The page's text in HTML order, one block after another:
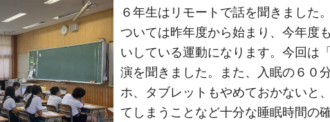
６年生はリモートで話を聞きました
ついては昨年度から始まり、今年度
いしている運動になります。今回は
演を聞きました。また、入眠の６０
ホ、タブレットもやめておかないと
てしまうことなど十分な睡眠時間の